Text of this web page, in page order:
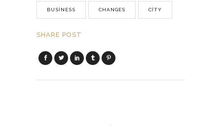
BUSINESS CHANGES CITY
SHARE POST